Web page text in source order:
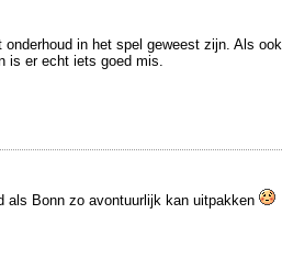
in het spel geweest zijn. Als ook
is er echt iets goed mis.
als Bonn zo avontuurlijk kan uitpakken